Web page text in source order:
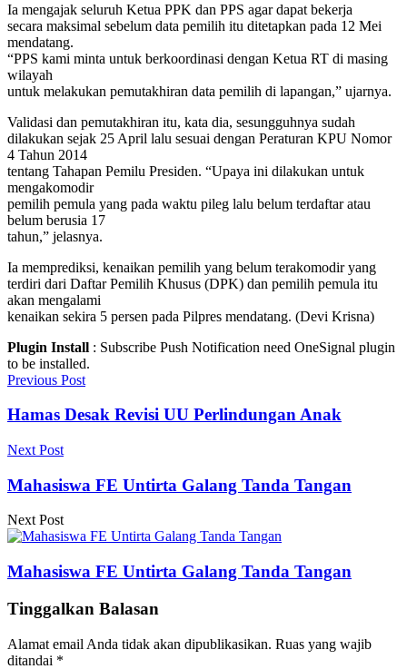
Ia mengajak seluruh Ketua PPK dan PPS agar dapat bekerja
secara maksimal sebelum data pemilih itu ditetapkan pada 12 Mei
mendatang.
“PPS kami minta untuk berkoordinasi dengan Ketua RT di masing
wilayah
untuk melakukan pemutakhiran data pemilih di lapangan,” ujarnya.
Validasi dan pemutakhiran itu, kata dia, sesungguhnya sudah
dilakukan sejak 25 April lalu sesuai dengan Peraturan KPU Nomor
4 Tahun 2014
tentang Tahapan Pemilu Presiden. “Upaya ini dilakukan untuk
mengakomodir
pemilih pemula yang pada waktu pileg lalu belum terdaftar atau
belum berusia 17
tahun,” jelasnya.
Ia memprediksi, kenaikan pemilih yang belum terakomodir yang
terdiri dari Daftar Pemilih Khusus (DPK) dan pemilih pemula itu
akan mengalami
kenaikan sekira 5 persen pada Pilpres mendatang. (Devi Krisna)
Plugin Install : Subscribe Push Notification need OneSignal plugin
to be installed.
Previous Post
Hamas Desak Revisi UU Perlindungan Anak
Next Post
Mahasiswa FE Untirta Galang Tanda Tangan
Next Post
Mahasiswa FE Untirta Galang Tanda Tangan
Tinggalkan Balasan
Alamat email Anda tidak akan dipublikasikan. Ruas yang wajib
ditandai *